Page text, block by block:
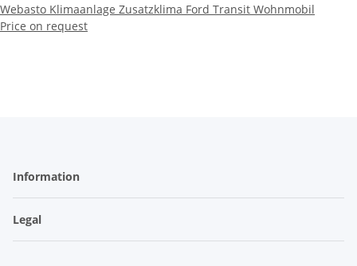
Webasto Klimaanlage Zusatzklima Ford Transit Wohnmobil
Price on request
Information
Legal